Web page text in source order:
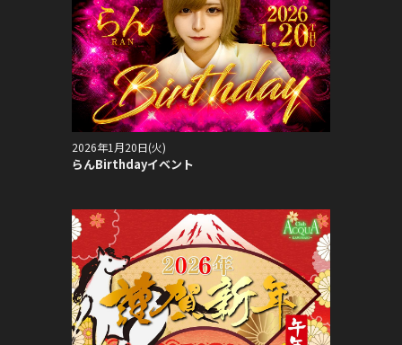
2026年1月20日(火)
らんBirthdayイベント